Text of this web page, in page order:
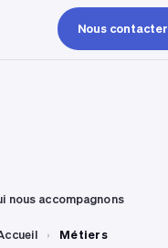
Nous contacter
nous accompagnons
› Métiers